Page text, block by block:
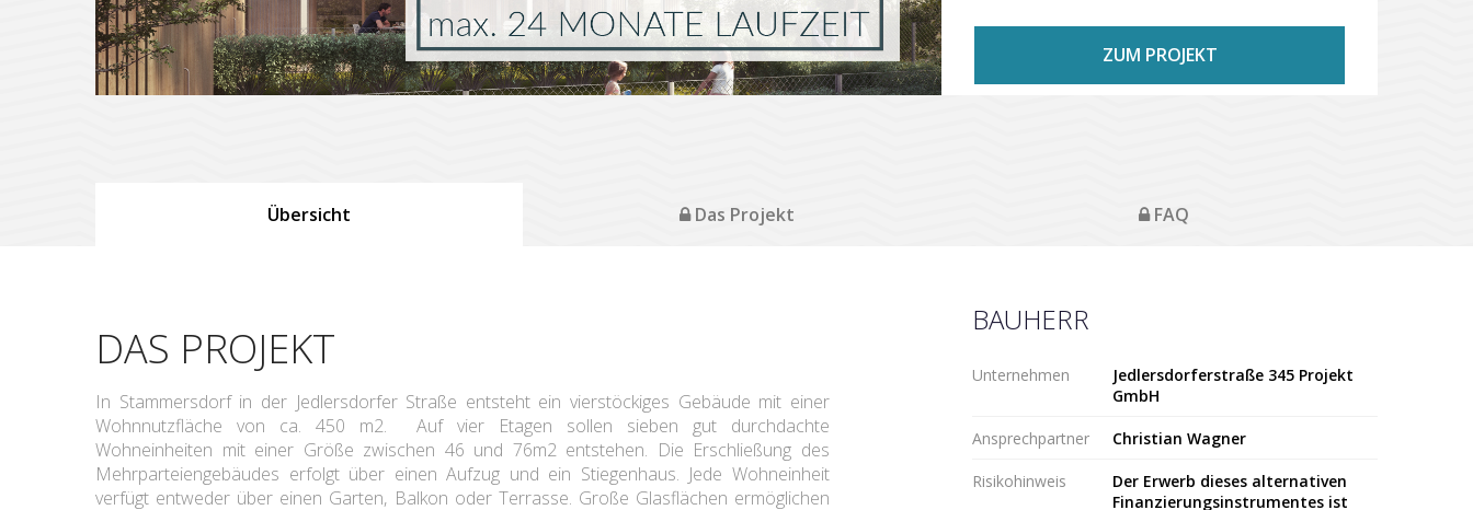
ZUM PROJEKT
Übersicht Das Projekt FAQ
BAUHERR
Unternehmen
Jedlersdorferstraße 345 Projekt
GmbH
Ansprechpartner Christian Wagner
Risikohinweis
Der Erwerb dieses alternativen
Finanzierungsinstrumentes ist
DAS PROJEKT
In Stammersdorf in der Jedlersdorfer Straße entsteht ein vierstöckiges Gebäude mit einer
Wohnnutzfläche von ca. 450 m2. Auf vier Etagen sollen sieben gut durchdachte
Wohneinheiten mit einer Größe zwischen 46 und 76m2 entstehen. Die Erschließung des
Mehrparteiengebäudes erfolgt über einen Aufzug und ein Stiegenhaus. Jede Wohneinheit
verfügt entweder über einen Garten, Balkon oder Terrasse. Große Glasflächen ermöglichen